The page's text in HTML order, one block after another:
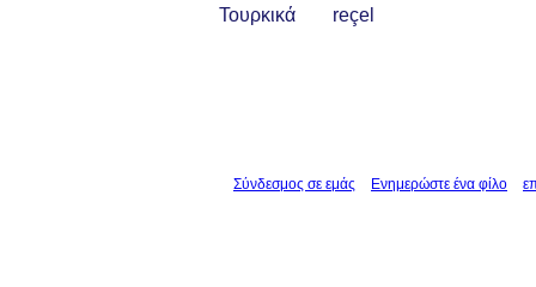
Τουρκικά
reçel
Σύνδεσμος σε εμάς Ενημερώστε ένα φίλο